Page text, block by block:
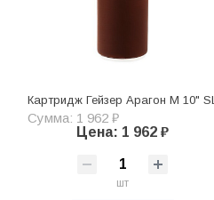
Картридж Гейзер Арагон М 10" SL
Сумма: 1 962 ₽
Цена: 1 962 ₽
шт